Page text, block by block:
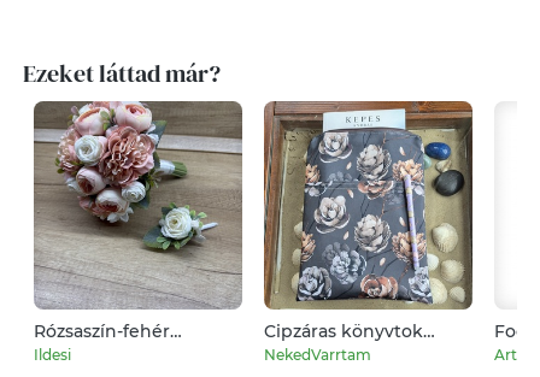
Ezeket láttad már?
Rózsaszín-fehér
menyasszonyi csokor
Ildesi
Cipzáras könyvtok
gyöngyvászonból
NekedVarrtam